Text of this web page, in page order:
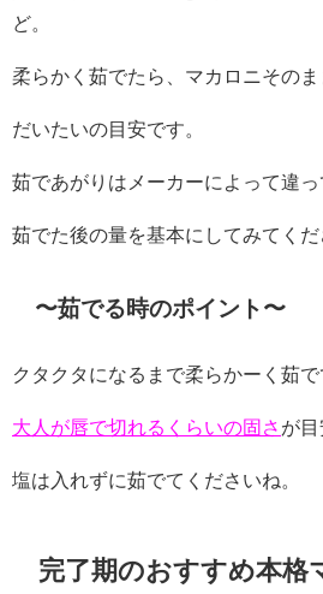
ど。
柔らかく茹でたら、マカロニそのま
だいたいの目安です。
茹であがりはメーカーによって違
茹でた後の量を基本にしてみてくだ
〜茹でる時のポイント〜
クタクタになるまで柔らかーく茹で
大人が唇で切れるくらいの固さ が目
塩は入れずに茹でてくださいね。
完了期のおすすめ本格